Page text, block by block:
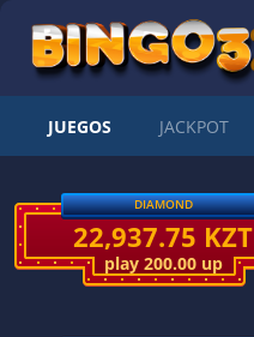
JUEGOS JACKPOT
22,937.75 KZT
play 200.00 up
DIAMOND